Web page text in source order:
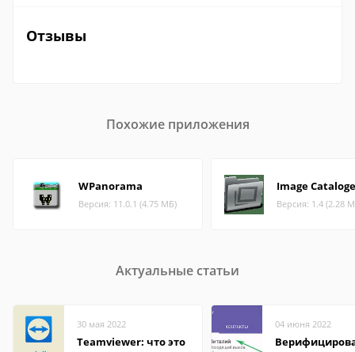
Отзывы
Похожие приложения
WPanorama
Версия: 11.0.1 (4.75 МБ)
Image
Версия: 1.4 (2.28
Актуальные статьи
30 мая 2022
Teamviewer: что это
04 июня 2022